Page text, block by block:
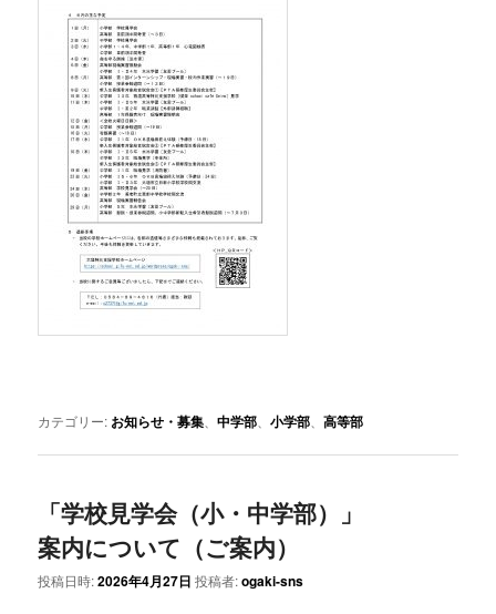
カテゴリー: お知らせ・募集 、中学部 、小学部 、高等部
「学校見学会（小・中学部）」
案内について（ご案内）
投稿日時:2026年4月27日 投稿者:ogaki-sns